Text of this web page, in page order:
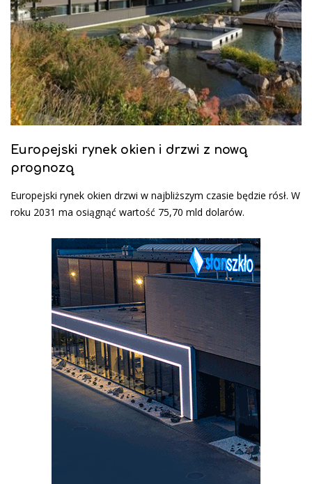
Europejski rynek okien i drzwi z nową
prognozą
Europejski rynek okien drzwi w najbliższym czasie będzie rósł. W
roku 2031 ma osiągnąć wartość 75,70 mld dolarów.